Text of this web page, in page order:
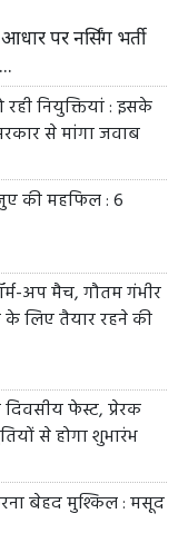
पर नर्सिंग भर्ती
नियुक्तियां : इसके
से मांगा जवाब
की महफिल : 6
अप मैच, गौतम गंभीर
के लिए तैयार रहने की
फेस्ट, प्रेरक
से होगा शुभारंभ
बेहद मुश्किल : मसूद